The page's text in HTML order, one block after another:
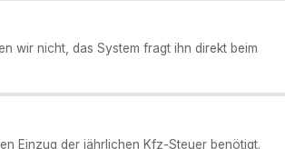
wir nicht, das System fragt ihn direkt beim
Einzug der jährlichen Kfz-Steuer benötigt.